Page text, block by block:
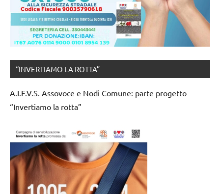
“INVERTIAMO LA ROTTA”
A.I.F.V.S. Assovoce e Nodi Comune: parte progetto
“Invertiamo la rotta”